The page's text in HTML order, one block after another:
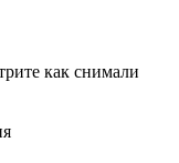
как снимали